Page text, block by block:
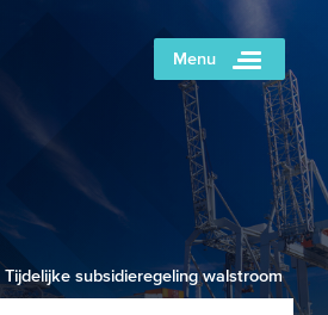
Menu
Tijdelijke subsidieregeling walstroom